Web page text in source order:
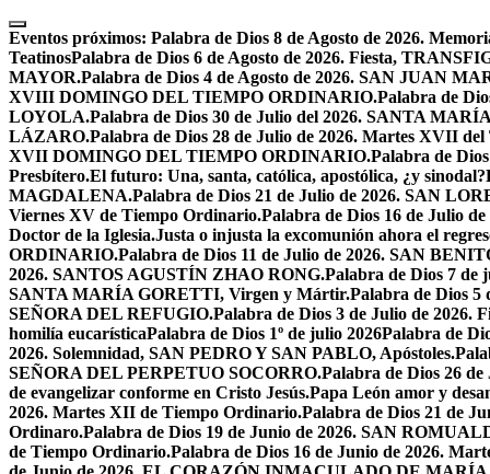
Skip
to
content
Eventos próximos: Palabra de Dios 8 de Agosto de 2026.
TeatinosPalabra de Dios 6 de Agosto de 2026. Fiesta,
MAYOR.Palabra de Dios 4 de Agosto de 2026. SAN JUAN
XVIII DOMINGO DEL TIEMPO ORDINARIO.Palabra de
LOYOLA.Palabra de Dios 30 de Julio del 2026. SANTA
LÁZARO.Palabra de Dios 28 de Julio de 2026. Martes XVII
XVII DOMINGO DEL TIEMPO ORDINARIO.Palabra de
Presbítero.El futuro: Una, santa, católica, apostólica, ¿y sinodal?
MAGDALENA.Palabra de Dios 21 de Julio de 2026. SAN
Viernes XV de Tiempo Ordinario.Palabra de Dios 16 de Julio
Doctor de la Iglesia.Justa o injusta la excomunión ahora el
ORDINARIO.Palabra de Dios 11 de Julio de 2026. SAN
2026. SANTOS AGUSTÍN ZHAO RONG.Palabra de Dios 7 de
SANTA MARÍA GORETTI, Virgen y Mártir.Palabra de Dios
SEÑORA DEL REFUGIO.Palabra de Dios 3 de Julio de 2026.
homilía eucarísticaPalabra de Dios 1º de julio 2026Palabra de
2026. Solemnidad, SAN PEDRO Y SAN PABLO, Apóstoles.
SEÑORA DEL PERPETUO SOCORRO.Palabra de Dios 26
de evangelizar conforme en Cristo Jesús.Papa León amor y
2026. Martes XII de Tiempo Ordinario.Palabra de Dios 21 de
Ordinaro.Palabra de Dios 19 de Junio de 2026. SAN
de Tiempo Ordinario.Palabra de Dios 16 de Junio de 2026.